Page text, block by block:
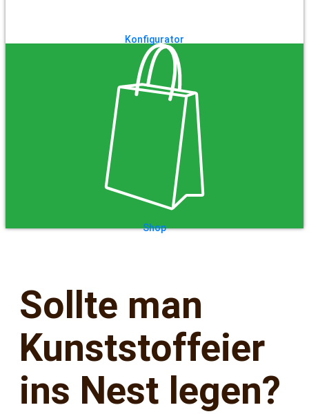
Konfigurator
Shop
Sollte man
Kunststoffeier
ins Nest legen?